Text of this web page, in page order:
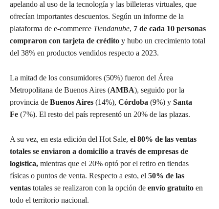
apelando al uso de la tecnología y las billeteras virtuales, que
ofrecían importantes descuentos. Según un informe de la
plataforma de e-commerce Tiendanube, 7 de cada 10 personas
compraron con tarjeta de crédito y hubo un crecimiento total
del 38% en productos vendidos respecto a 2023.
La mitad de los consumidores (50%) fueron del Área
Metropolitana de Buenos Aires (AMBA), seguido por la
provincia de Buenos Aires (14%), Córdoba (9%) y Santa
Fe (7%). El resto del país representó un 20% de las plazas.
A su vez, en esta edición del Hot Sale, el 80% de las ventas
totales se enviaron a domicilio a través de empresas de
logística, mientras que el 20% optó por el retiro en tiendas
físicas o puntos de venta. Respecto a esto, el 50% de las
ventas totales se realizaron con la opción de envío gratuito en
todo el territorio nacional.